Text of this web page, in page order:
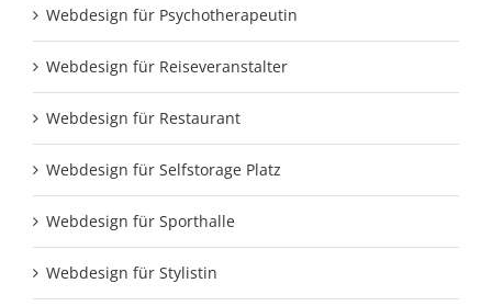
Webdesign für Psychotherapeutin
Webdesign für Reiseveranstalter
Webdesign für Restaurant
Webdesign für Selfstorage Platz
Webdesign für Sporthalle
Webdesign für Stylistin